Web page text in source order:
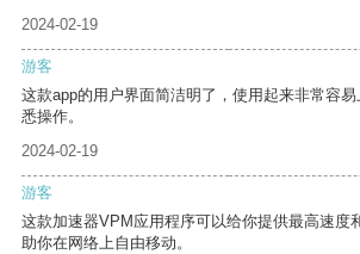
2024-02-19
游客
这款app的用户界面简洁明了，使用起来非常容
悉操作。
2024-02-19
游客
这款加速器VPM应用程序可以给你提供最高速度
助你在网络上自由移动。